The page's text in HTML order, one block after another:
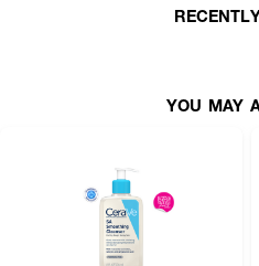
ลูบไล้บนใบหน้าที่เปียก นวดเบาๆ เป็นวงกล
และซับให้แห้งเบา ๆ ตามด้วยขั้นตอนการบำ
YOU MAY